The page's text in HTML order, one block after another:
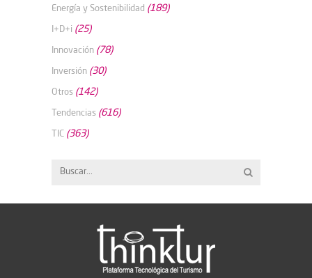
Energía y Sostenibilidad (189)
I+D+i (25)
Innovación (78)
Inversión (30)
Otros (142)
Tendencias (616)
TIC (363)